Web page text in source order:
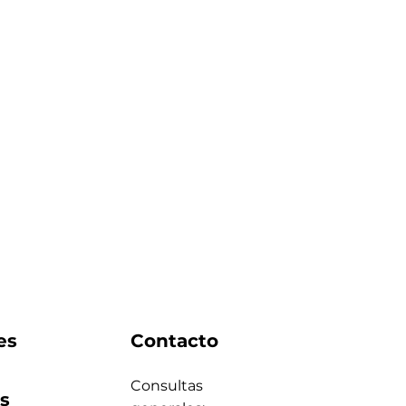
Contacto
Consultas